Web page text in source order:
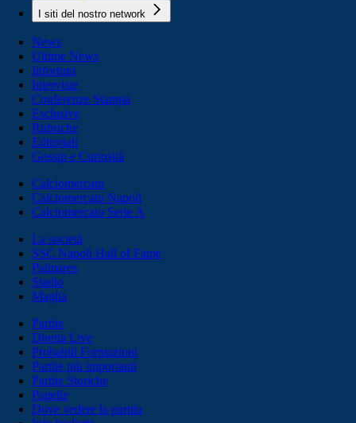
I siti del nostro network
News
Ultime News
Infortuni
Interviste
Conferenze Stampa
Esclusive
Rubriche
Editoriali
Gossip e Curiosità
Calciomercato
Calciomercato Napoli
Calciomercato Serie A
La società
SSC Napoli Hall of Fame
Palmares
Stadio
Maglia
Partite
Diretta Live
Probabili Formazioni
Partite più importanti
Partite Storiche
Pagelle
Dove vedere la partita